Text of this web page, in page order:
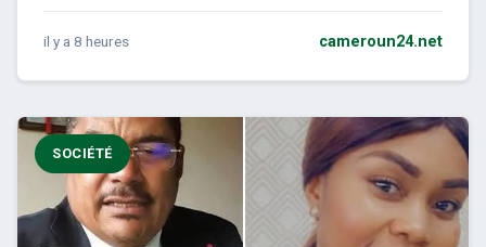
il y a 8 heures cameroun24.net
SOCIÉTÉ